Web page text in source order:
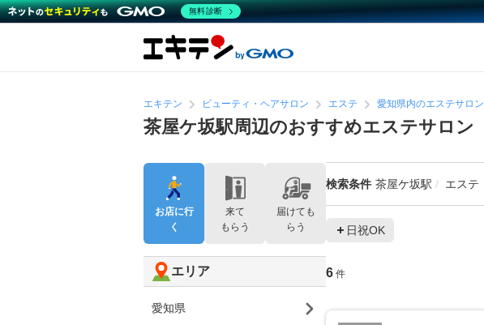
エキテン ビューティ・ヘアサロン エステ 愛知県内のエステサロン
茶屋ケ坂駅周辺のおすすめエステサロン
検索条件 茶屋ケ坂駅 エステ
日祝OK
6 件
お店に行
く
来て
もらう
届けても
らう
エリア
愛知県
無料診断